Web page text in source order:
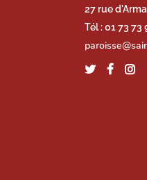
27 rue
Tél : 01 73 73